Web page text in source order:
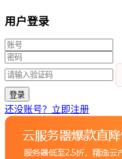
用户登录
登录
还没账号？立即注册